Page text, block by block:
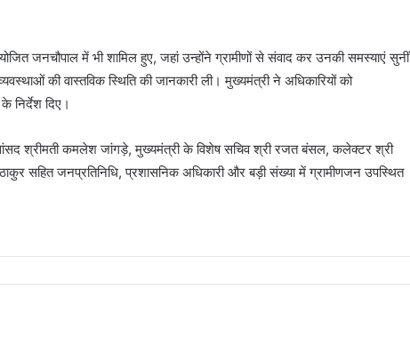
जनचौपाल में भी शामिल हुए, जहां उन्होंने ग्रामीणों से संवाद कर उनकी समस्याएं सुनीं
की वास्तविक स्थिति की जानकारी ली। मुख्यमंत्री ने अधिकारियों को
दिए।
श्रीमती कमलेश जांगड़े, मुख्यमंत्री के विशेष सचिव श्री रजत बंसल, कलेक्टर श्री
सहित जनप्रतिनिधि, प्रशासनिक अधिकारी और बड़ी संख्या में ग्रामीणजन उपस्थित